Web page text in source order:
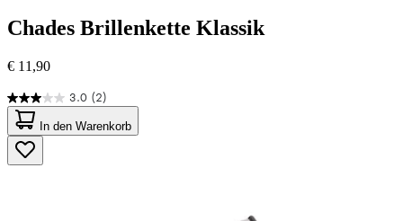
Chades Brillenkette Klassik
€ 11,90
3.0 (2)
3.0
von
5
Sternen.
2
In den Warenkorb